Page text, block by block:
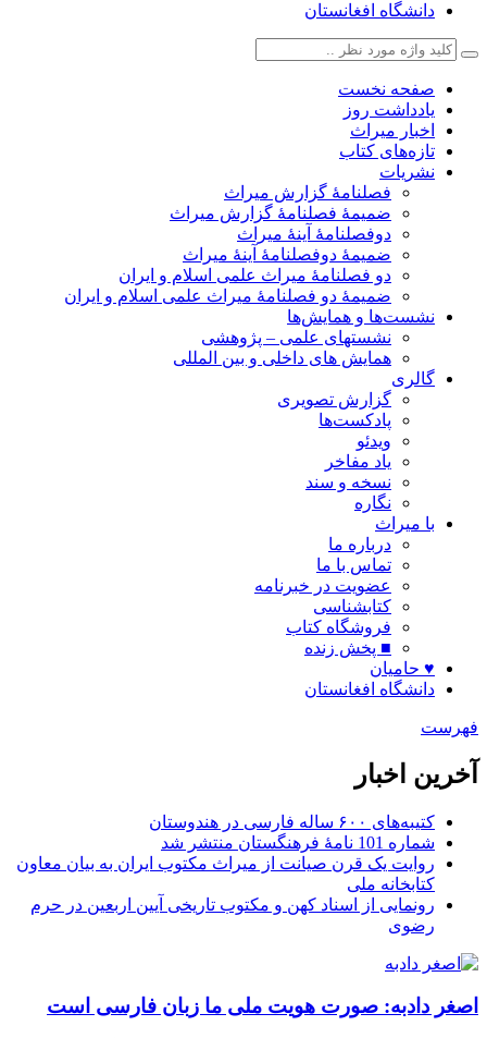
دانشگاه افغانستان
صفحه نخست
یادداشت روز
اخبار میراث
تازه‌های کتاب
نشریات
فصلنامۀ گزارش میراث
ضمیمۀ فصلنامۀ گزارش میراث
دوفصلنامۀ آینۀ میراث
ضمیمۀ دوفصلنامۀ آینۀ میراث
دو فصلنامۀ میراث علمی اسلام و ایران
ضمیمۀ دو فصلنامۀ میراث علمی اسلام و ایران
نشست‌ها و همایش‌ها
نشستهای علمی – پژوهشی
همایش های داخلی و بین المللی
گالری
گزارش تصویری
پادکست‌ها
ویدئو
یاد مفاخر
نسخه و سند
نگاره
با میراث
درباره ما
تماس با ما
عضویت در خبرنامه
کتابشناسی
فروشگاه کتاب
■ پخش زنده
♥ حامیان
دانشگاه افغانستان
فهرست
آخرین اخبار
کتیبه‌های ۶۰۰ ساله فارسی در هندوستان
شماره 101 نامۀ فرهنگستان منتشر شد
روایت یک قرن صیانت از میراث مکتوب ایران به بیان معاون
کتابخانه ملی
رونمایی از اسناد کهن و مکتوب تاریخی آیین اربعین در حرم
رضوی
اصغر دادبه: صورت هویت ملی ما زبان فارسی است